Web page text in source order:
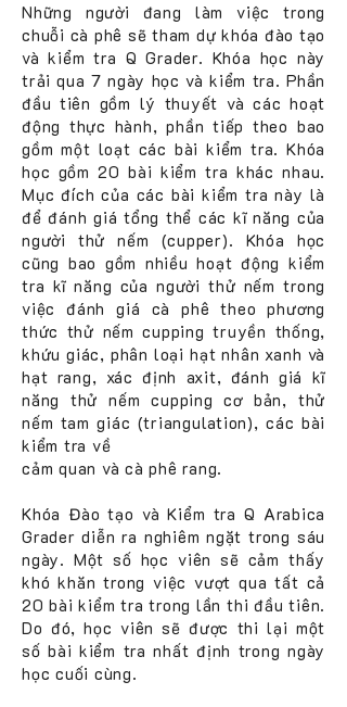
Những người đang làm việc trong
chuỗi cà phê sẽ tham dự khóa đào tạo
và kiểm tra Q Grader. Khóa học này
trải qua 7 ngày học và kiểm tra. Phần
đầu tiên gồm lý thuyết và các hoạt
động thực hành, phần tiếp theo bao
gồm một loạt các bài kiểm tra. Khóa
học gồm 20 bài kiểm tra khác nhau.
Mục đích của các bài kiểm tra này là
để đánh giá tổng thể các kĩ năng của
người thử nếm (cupper). Khóa học
cũng bao gồm nhiều hoạt động kiểm
tra kĩ năng của người thử nếm trong
việc đánh giá cà phê theo phương
thức thử nếm cupping truyền thống,
khứu giác, phân loại hạt nhân xanh và
hạt rang, xác định axit, đánh giá kĩ
năng thử nếm cupping cơ bản, thử
nếm tam giác (triangulation), các bài
kiểm tra về
cảm quan và cà phê rang.
Khóa Đào tạo và Kiểm tra Q Arabica
Grader diễn ra nghiêm ngặt trong sáu
ngày. Một số học viên sẽ cảm thấy
khó khăn trong việc vượt qua tất cả
20 bài kiểm tra trong lần thi đầu tiên.
Do đó, học viên sẽ được thi lại một
số bài kiểm tra nhất định trong ngày
học cuối cùng.